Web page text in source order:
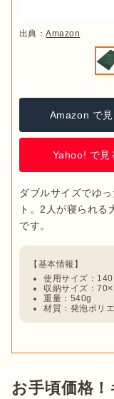
出典：Amazon
Amazon で見
Yahoo! で見
ダブルサイズでゆ
ト。2人が寝られ
使用サイズ：
収納サイズ：
重量：540g
材質：発泡ポリ
お手頃価格